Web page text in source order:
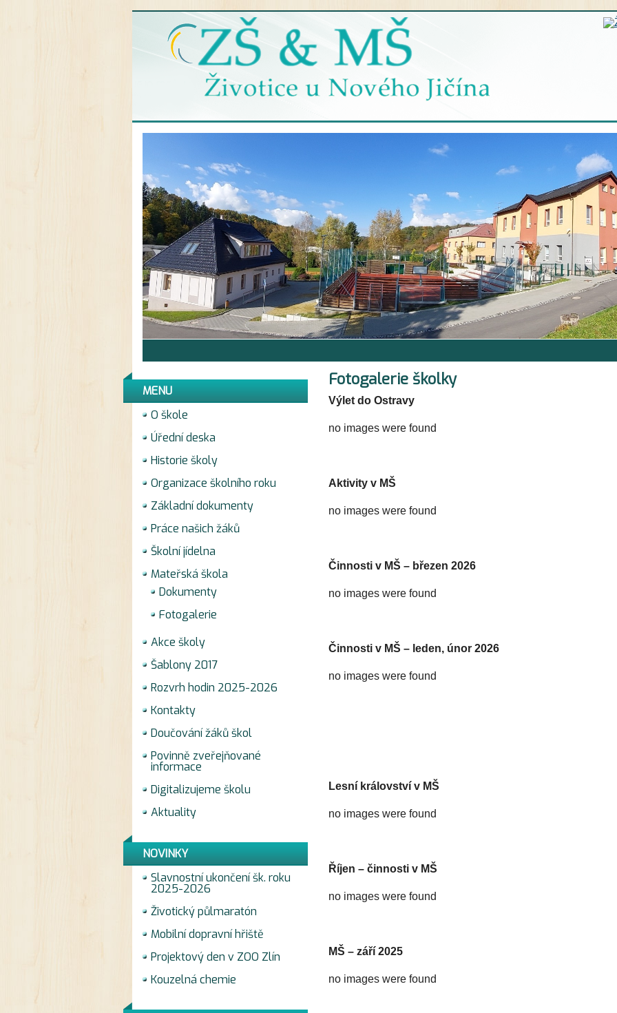
Fotogalerie školky
Výlet do Ostravy
no images were found
Aktivity v MŠ
no images were found
Činnosti v MŠ – březen 2026
no images were found
Činnosti v MŠ – leden, únor 2026
no images were found
Lesní království v MŠ
no images were found
Říjen – činnosti v MŠ
no images were found
MŠ – září 2025
no images were found
MENU
O škole
Úřední deska
Historie školy
Organizace školního roku
Základní dokumenty
Práce našich žáků
Školní jídelna
Mateřská škola
Dokumenty
Fotogalerie
Akce školy
Šablony 2017
Rozvrh hodin 2025-2026
Kontakty
Doučování žáků škol
Povinně zveřejňované
informace
Digitalizujeme školu
Aktuality
NOVINKY
Slavnostní ukončení šk. roku
2025-2026
Životický půlmaratón
Mobilní dopravní hřiště
Projektový den v ZOO Zlín
Kouzelná chemie